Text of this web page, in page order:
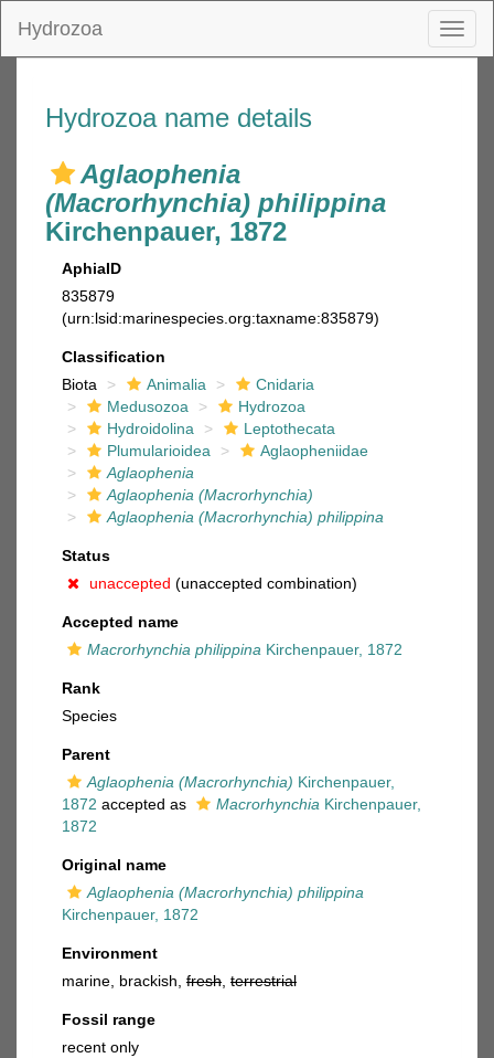
Hydrozoa
Hydrozoa name details
Aglaophenia
(Macrorhynchia) philippina
Kirchenpauer, 1872
AphiaID
835879
(urn:lsid:marinespecies.org:taxname:835879)
Classification
Biota
Animalia
Cnidaria
Medusozoa
Hydrozoa
Hydroidolina
Leptothecata
Plumularioidea
Aglaopheniidae
Aglaophenia
Aglaophenia (Macrorhynchia)
Aglaophenia (Macrorhynchia) philippina
Status
unaccepted (unaccepted combination)
Accepted name
Macrorhynchia philippina Kirchenpauer, 1872
Rank
Species
Parent
Aglaophenia (Macrorhynchia) Kirchenpauer,
1872 accepted as Macrorhynchia Kirchenpauer,
1872
Original name
Aglaophenia (Macrorhynchia) philippina
Kirchenpauer, 1872
Environment
marine, brackish, fresh terrestrial
Fossil range
recent only